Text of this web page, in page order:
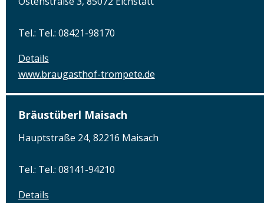
Tel.: Tel.: 08421-98170
Details
www.braugasthof-trompete.de
Bräustüberl Maisach
Hauptstraße 24, 82216 Maisach
Tel.: Tel.: 08141-94210
Details